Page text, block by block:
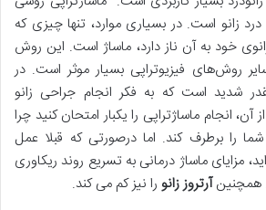
زانو است. در بسیاری موارد، تنها چیزی که
خود به آن ناز دارد، ماساژ است. این روش
روش‌های فیزیوتراپی بسیار موثر است. در
شدید است که به فکر انجام جراحی زانو
آن، انجام ماساژتراپی را یکبار امتحان کنید چرا
را برطرف کند. اما درصورتی که قبلا عمل
مزایای ماساژ درمانی به تسریع روند ریکاوری
همچنینآرتروز زانو را نیز کم می کند.